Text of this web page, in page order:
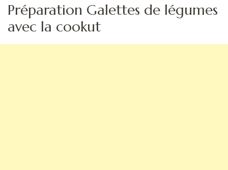
Préparation Galettes de légumes
avec la cookut